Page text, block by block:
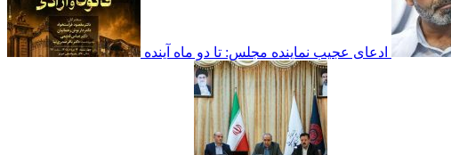
ادعای عجیب نماینده مجلس: تا دو ماه آینده